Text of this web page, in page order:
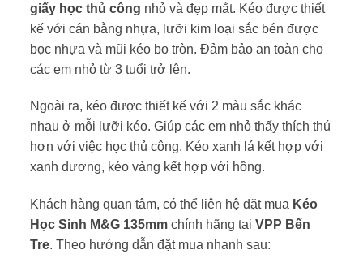
giấy học thủ công nhỏ và đẹp mắt. Kéo được thiết
kế với cán bằng nhựa, lưỡi kim loại sắc bén được
bọc nhựa và mũi kéo bo tròn. Đảm bảo an toàn cho
các em nhỏ từ 3 tuổi trở lên.
Ngoài ra, kéo được thiết kế với 2 màu sắc khác
nhau ở mỗi lưỡi kéo. Giúp các em nhỏ thấy thích thú
hơn với việc học thủ công. Kéo xanh lá kết hợp với
xanh dương, kéo vàng kết hợp với hồng.
Khách hàng quan tâm, có thể liên hệ đặt mua Kéo
Học Sinh M&G 135mmchính hãng tại VPP Bến
Tre. Theo hướng dẫn đặt mua nhanh sau: